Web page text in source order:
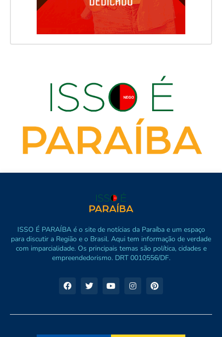
ISSO É PARAÍBA é o site de notícias da Paraíba e um espaço
para discutir a Região e o Brasil. Aqui tem informação de verdade
com imparcialidade. Os principais temas são política, cidades e
empreendedorismo. DRT 0010556/DF.